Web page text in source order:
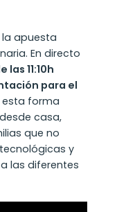
la apuesta
En directo
11:10h
para el
esta forma
casa,
que no
y
las diferentes